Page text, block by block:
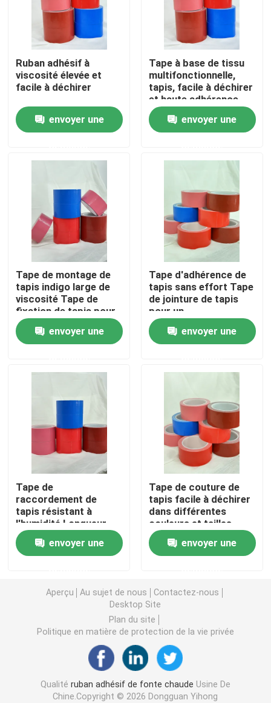
Aperçu
Produits
Vidéos
A propos de nous
Visite d'usine
Contrôle de la qualité
Contact
Ruban adhésif de tapis
double bande dégrossie de mousse
Ruban adhésif de libération de bout droit
Blocs chauds de fonte
Plat flexographique montant des bandes
Ruban de transfert adhésif
Ruban adhésif démontable
Ruban adhésif à
viscosité élevée et
facile à déchirer
envoyer une
Tape à base de tissu
multifonctionnelle,
tapis, facile à déchirer
et haute adhérence
envoyer une
Tape de montage de
tapis indigo large de
viscosité Tape de
fixation de tapis pour
des sols sans soudure
et sécurisésenvoyer une
Tape d'adhérence de
tapis sans effort Tape
de jointure de tapis
pour un
repositionnement
facile envoyer une
Tape de
raccordement de
tapis résistant à
l'humidité Longueur
personnalisable
(1020/1240mm-
320um)
envoyer une
Tape de couture de
tapis facile à déchirer
dans différentes
couleurs et tailles
1020/1240 mm
envoyer une
Aperçu Au sujet de nous
Contactez-nous
Desktop Site
Plan du site
Politique en matière de protection de la vie privée
Qualité ruban adhésif de fonte chaude Usine De
Chine.Copyright © 2026 Dongguan Yihong